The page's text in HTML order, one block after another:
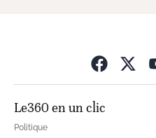
Le360 en un clic
Politique